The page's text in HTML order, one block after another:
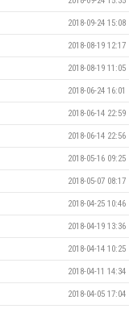
2018-09-24 15:08
2018-08-19 12:17
2018-08-19 11:05
2018-06-24 16:01
2018-06-14 22:59
2018-06-14 22:56
2018-05-16 09:25
2018-05-07 08:17
2018-04-25 10:46
2018-04-19 13:36
2018-04-14 10:25
2018-04-11 14:34
2018-04-05 17:04